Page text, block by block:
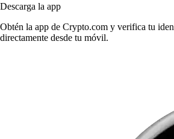
Descarga la app
Obtén la app de Crypto.com y verifica tu
directamente desde tu móvil.